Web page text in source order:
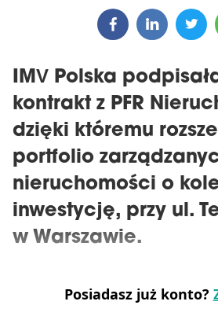
IMV Polska
kontrakt z PFR
dzięki któremu
portfolio
nieruchomości o
inwestycję, przy ul.
w Warszawie.
Posiadasz już konto?